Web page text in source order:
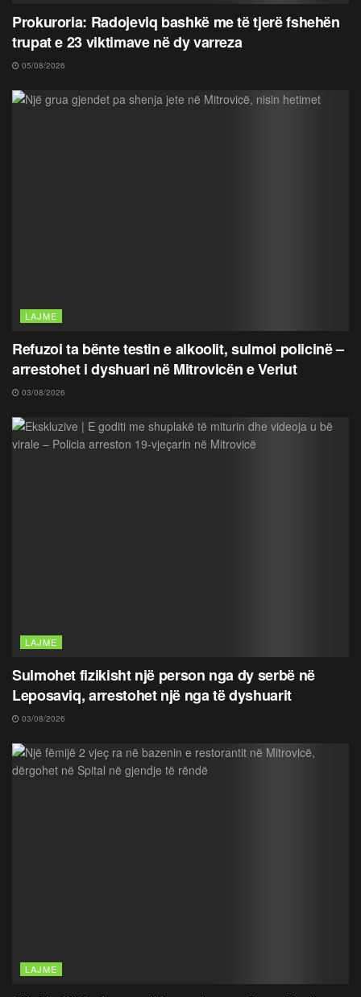
Prokuroria: Radojeviq bashkë me të tjerë fshehën
trupat e 23 viktimave në dy varreza
05/08/2026
LAJME
Refuzoi ta bënte testin e alkoolit, sulmoi policinë –
arrestohet i dyshuari në Mitrovicën e Veriut
03/08/2026
LAJME
Sulmohet fizikisht një person nga dy serbë në
Leposaviq, arrestohet një nga të dyshuarit
03/08/2026
LAJME